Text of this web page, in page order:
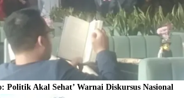
Politik Akal Sehat’ Warnai Diskursus Nasional